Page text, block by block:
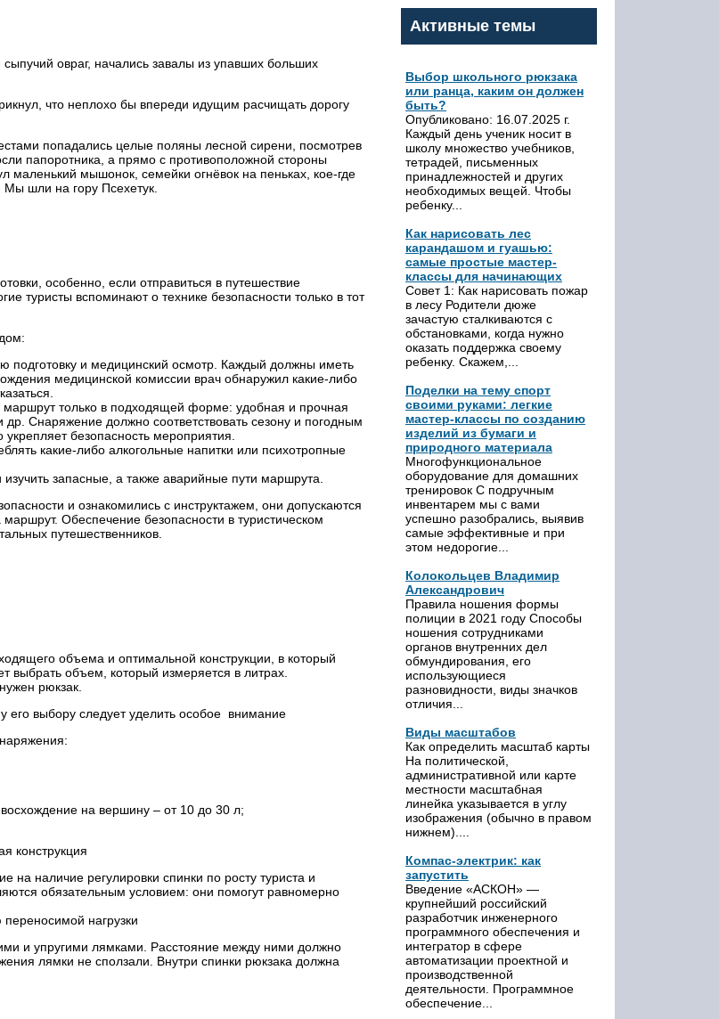
овраг, начались завалы из упавших больших
что неплохо бы впереди идущим расчищать дорогу
попадались целые поляны лесной сирени, посмотрев
папоротника, а прямо с противоположной стороны
мышонок, семейки огнёвок на пеньках, кое-где
шли на гору Псехетук.
особенно, если отправиться в путешествие
туристы вспоминают о технике безопасности только в тот
подготовку и медицинский осмотр. Каждый должны иметь
медицинской комиссии врач обнаружил какие-либо
только в подходящей форме: удобная и прочная
Снаряжение должно соответствовать сезону и погодным
безопасность мероприятия.
какие-либо алкогольные напитки или психотропные
запасные, а также аварийные пути маршрута.
и ознакомились с инструктажем, они допускаются
Обеспечение безопасности в туристическом
путешественников.
объема и оптимальной конструкции, в который
выбрать объем, который измеряется в литрах.
рюкзак.
его выбору следует уделить особое внимание
на вершину – от 10 до 30 л;
конструкция
на наличие регулировки спинки по росту туриста и
обязательным условием: они помогут равномерно
нагрузки
и упругими лямками. Расстояние между ними должно
лямки не сползали. Внутри спинки рюкзака должна
Активные темы
Выбор школьного рюкзака
или ранца, каким он должен
быть?
Опубликовано: 16.07.2025 г.
Каждый день ученик носит в
школу множество учебников,
тетрадей, письменных
принадлежностей и других
необходимых вещей. Чтобы
ребенку...
Как нарисовать лес
карандашом и гуашью:
самые простые мастер-
классы для начинающих
Совет 1: Как нарисовать пожар
в лесу Родители дюже
зачастую сталкиваются с
обстановками, когда нужно
оказать поддержка своему
ребенку. Скажем,...
Поделки на тему спорт
своими руками: легкие
мастер-классы по созданию
изделий из бумаги и
природного материала
Многофункциональное
оборудование для домашних
тренировок С подручным
инвентарем мы с вами
успешно разобрались, выявив
самые эффективные и при
этом недорогие...
Колокольцев Владимир
Александрович
Правила ношения формы
полиции в 2021 году Способы
ношения сотрудниками
органов внутренних дел
обмундирования, его
использующиеся
разновидности, виды значков
отличия...
Виды масштабов
Как определить масштаб карты
На политической,
административной или карте
местности масштабная
линейка указывается в углу
изображения (обычно в правом
нижнем)....
Компас-электрик: как
запустить
Введение «АСКОН» —
крупнейший российский
разработчик инженерного
программного обеспечения и
интегратор в сфере
автоматизации проектной и
производственной
деятельности. Программное
обеспечение...